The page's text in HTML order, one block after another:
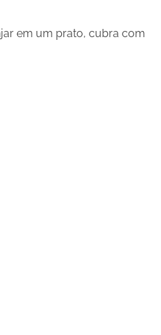
em um prato, cubra com